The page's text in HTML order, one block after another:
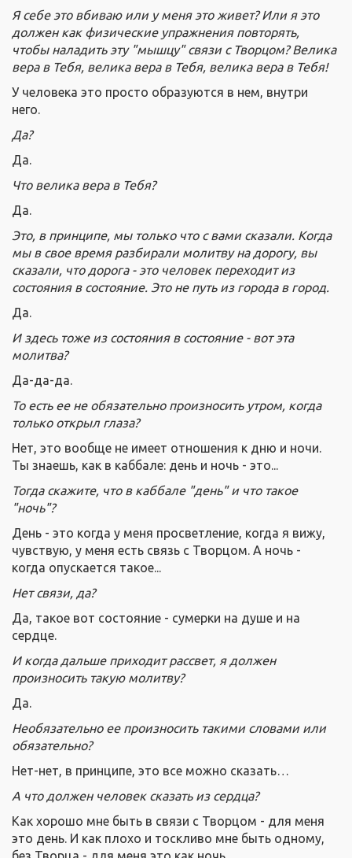
Я себе это вбиваю или у меня это живет? Или я это
должен как физические упражнения повторять,
чтобы наладить эту "мышцу" связи с Творцом? Велика
вера в Тебя, велика вера в Тебя, велика вера в Тебя!
У человека это просто образуются в нем, внутри
него.
Да?
Да.
Что велика вера в Тебя?
Да.
Это, в принципе, мы только что с вами сказали. Когда
мы в свое время разбирали молитву на дорогу, вы
сказали, что дорога - это человек переходит из
состояния в состояние. Это не путь из города в город.
Да.
И здесь тоже из состояния в состояние - вот эта
молитва?
Да-да-да.
То есть ее не обязательно произносить утром, когда
только открыл глаза?
Нет, это вообще не имеет отношения к дню и ночи.
Ты знаешь, как в каббале: день и ночь - это...
Тогда скажите, что в каббале "день" и что такое
"ночь"?
День - это когда у меня просветление, когда я вижу,
чувствую, у меня есть связь с Творцом. А ночь -
когда опускается такое...
Нет связи, да?
Да, такое вот состояние - сумерки на душе и на
сердце.
И когда дальше приходит рассвет, я должен
произносить такую молитву?
Да.
Необязательно ее произносить такими словами или
обязательно?
Нет-нет, в принципе, это все можно сказать…
А что должен человек сказать из сердца?
Как хорошо мне быть в связи с Творцом - для меня
это день. И как плохо и тоскливо мне быть одному,